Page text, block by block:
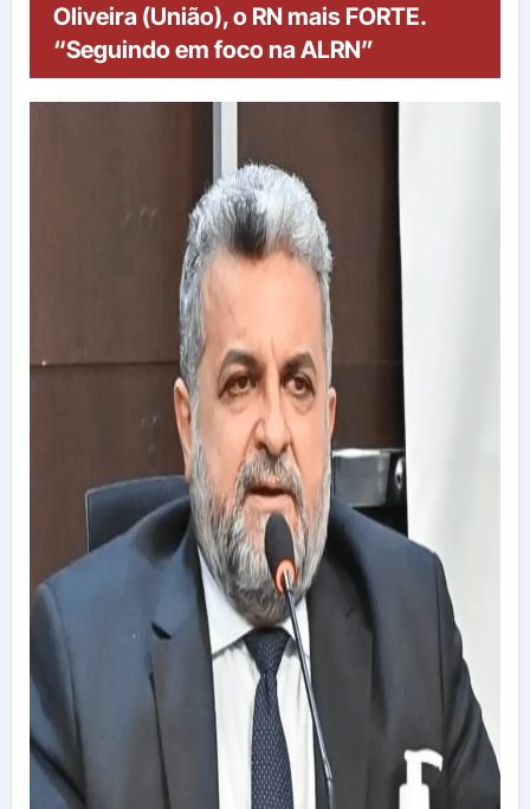
Oliveira (União), o RN mais FORTE.
“Seguindo em foco na ALRN”